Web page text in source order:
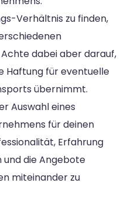
Verhältnis zu finden,
dabei aber darauf,
Haftung für eventuelle
übernimmt.
Auswahl eines
für deinen
Erfahrung
und die Angebote
miteinander zu